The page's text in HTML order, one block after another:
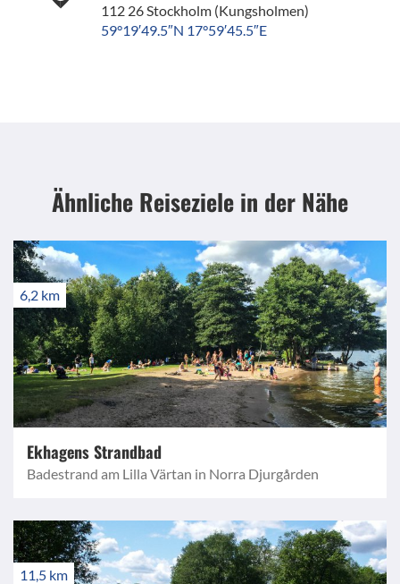
112 26 Stockholm (Kungsholmen)
59°19′49.5″N 17°59′45.5″E
Ähnliche Reiseziele in der Nähe
6,2 km
Ekhagens Strandbad
Badestrand am Lilla Värtan in Norra Djurgården
11,5 km